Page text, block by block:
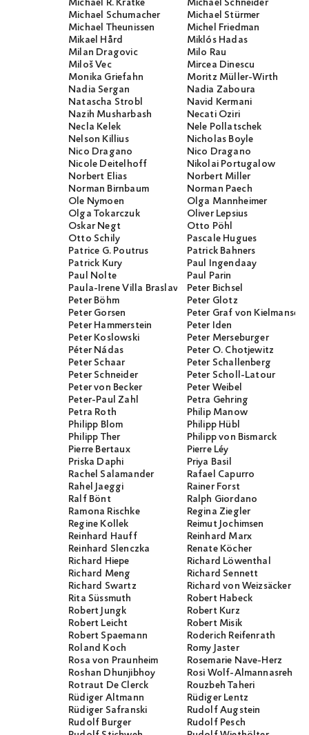
Michael R. Krätke
Michael Schneider
Michael Schumacher
Michael Stürmer
Michael Theunissen
Michel Friedman
Mikael Hård
Miklós Hadas
Milan Dragovic
Milo Rau
Miloš Vec
Mircea Dinescu
Monika Griefahn
Moritz Müller-Wirth
Nadia Sergan
Nadia Zaboura
Natascha Strobl
Navid Kermani
Nazih Musharbash
Necati Öziri
Necla Kelek
Nele Pollatschek
Nelson Killius
Nicholas Boyle
Nico Dragano
Nico Dragano
Nicole Deitelhoff
Nikolai Portugalow
Norbert Elias
Norbert Miller
Norman Birnbaum
Norman Paech
Ole Nymoen
Olga Mannheimer
Olga Tokarczuk
Oliver Lepsius
Oskar Negt
Otto Pöhl
Otto Schily
Pascale Hugues
Patrice G. Poutrus
Patrick Bahners
Patrick Kury
Paul Ingendaay
Paul Nolte
Paul Parin
Paula-Irene Villa BraslavskyPeter Bichsel
Peter Böhm
Peter Glotz
Peter Gorsen
Peter Graf von
Peter Hammerstein
Peter Iden
Peter Koslowski
Peter Merseburger
Péter Nádas
Peter O. Chotjewitz
Peter Schaar
Peter Schallenberg
Peter Schneider
Peter Scholl-Latour
Peter von Becker
Peter Weibel
Peter-Paul Zahl
Petra Gehring
Petra Roth
Philip Manow
Philipp Blom
Philipp Hübl
Philipp Ther
Philipp von Bismarck
Pierre Bertaux
Pierre Léy
Priska Daphi
Priya Basil
Rachel Salamander
Rafael Capurro
Rahel Jaeggi
Rainer Forst
Ralf Bönt
Ralph Giordano
Ramona Rischke
Regina Ziegler
Regine Kollek
Reimut Jochimsen
Reinhard Hauff
Reinhard Marx
Reinhard Slenczka
Renate Köcher
Richard Hiepe
Richard Löwenthal
Richard Meng
Richard Sennett
Richard Swartz
Richard von Weizsäcker
Rita Süssmuth
Robert Habeck
Robert Jungk
Robert Kurz
Robert Leicht
Robert Misik
Robert Spaemann
Roderich Reifenrath
Roland Koch
Romy Jaster
Rosa von Praunheim
Rosemarie Nave-Herz
Roshan Dhunjibhoy
Rosi Wolf-Almannasreh
Rotraut De Clerck
Rouzbeh Taheri
Rüdiger Altmann
Rüdiger Lentz
Rüdiger Safranski
Rudolf Augstein
Rudolf Burger
Rudolf Pesch